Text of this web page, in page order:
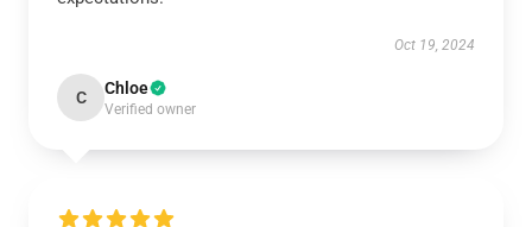
Oct 19, 2024
C Chloe
Verified owner